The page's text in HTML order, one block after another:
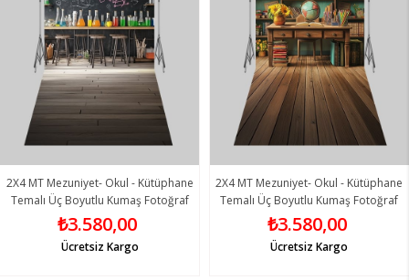
2X4 MT Mezuniyet- Okul - Kütüphane
Temalı Üç Boyutlu Kumaş Fotoğraf
Fonları 7 - Fabric Photography
Backdrop
₺3.580,00
Ücretsiz Kargo
2X4 MT Mezuniyet- Okul - Kütüphane
Temalı Üç Boyutlu Kumaş Fotoğraf
Fonları 8 - Fabric Photography
Backdrop
₺3.580,00
Ücretsiz Kargo